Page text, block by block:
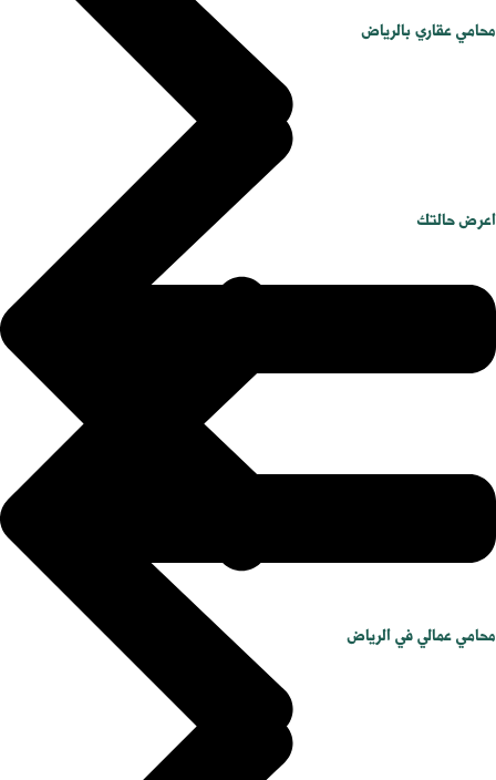
محامي عقاري بالرياض
محامي عمالي في الرياض
اعرض حالتك